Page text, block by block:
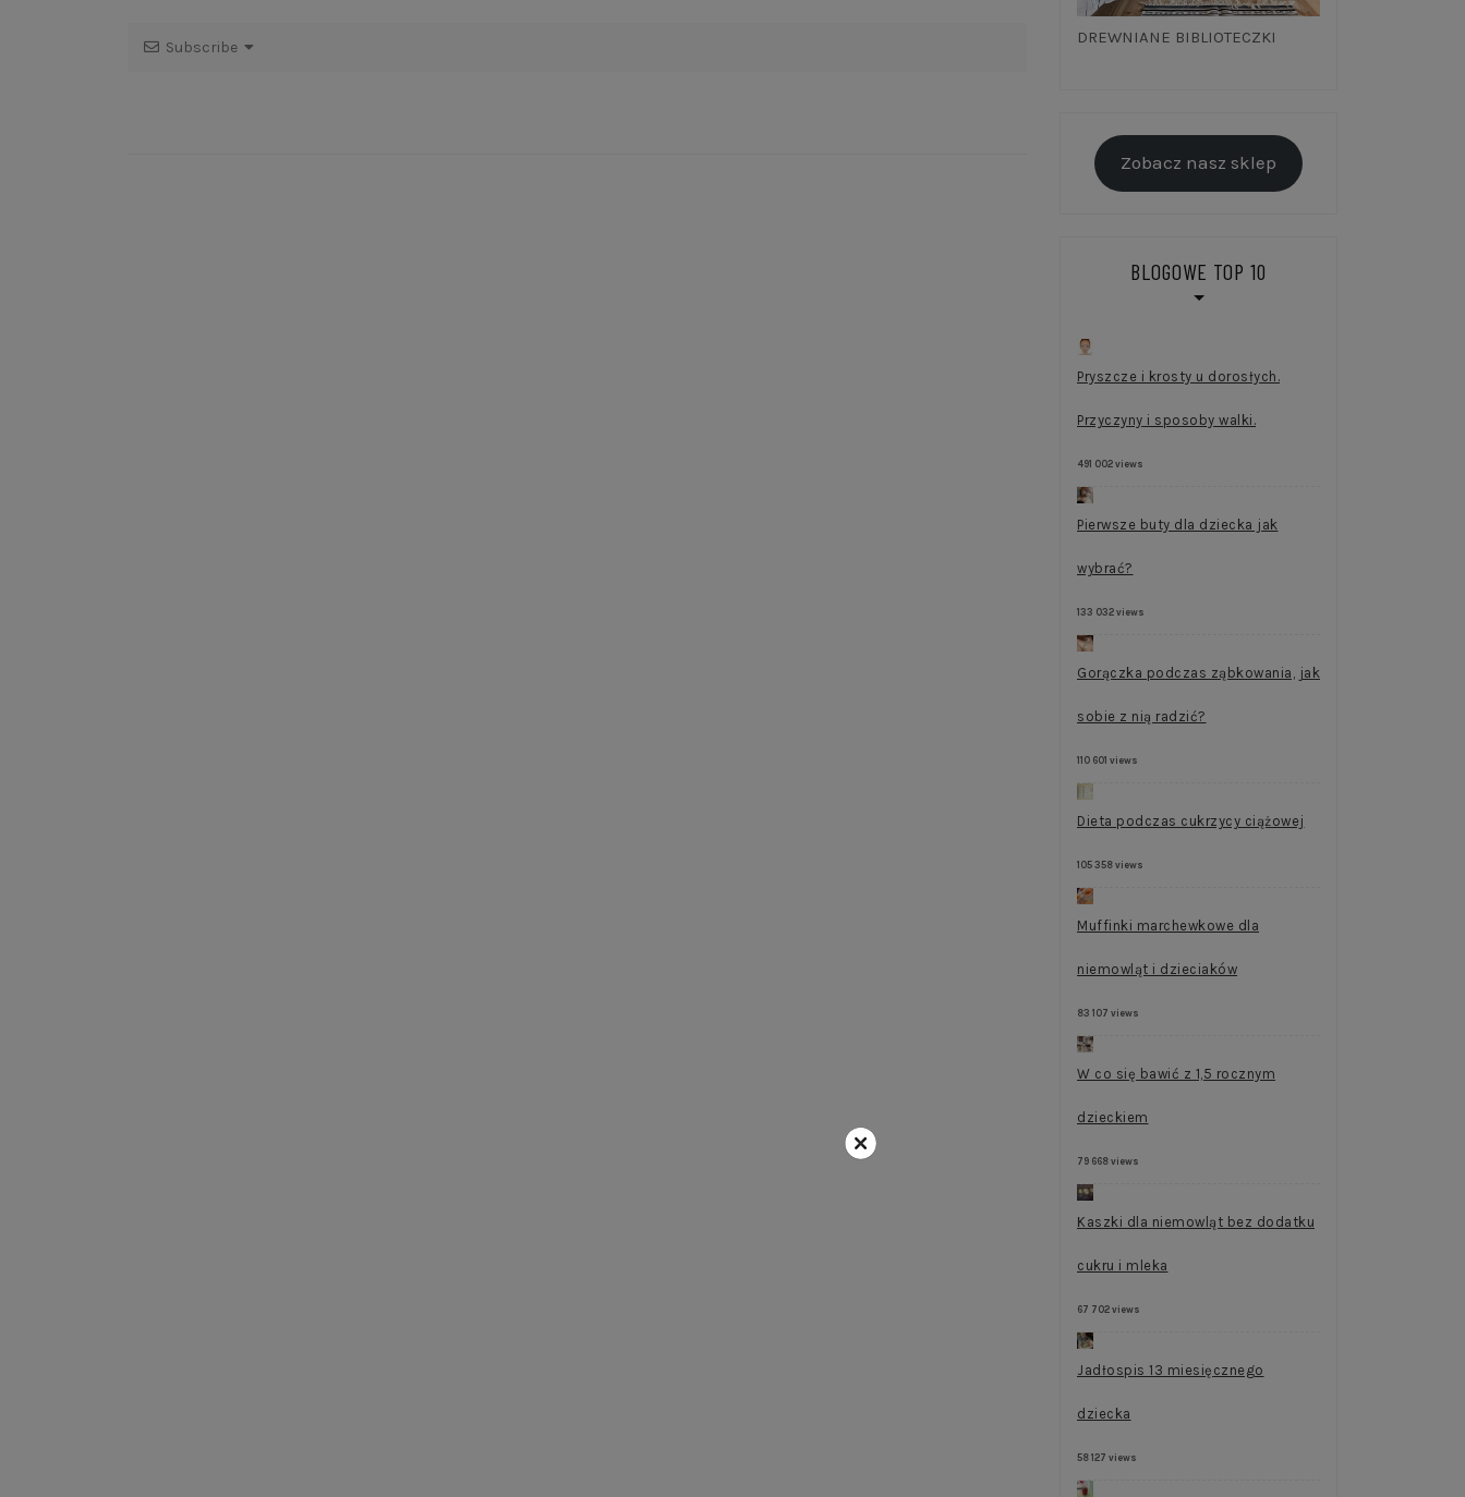
Subscribe
DREWNIANE BIBLIOTECZKI
Zobacz nasz sklep
BLOGOWE TOP 10
Pryszcze i krosty u dorosłych.
Przyczyny i sposoby walki.
491 002 views
Pierwsze buty dla dziecka jak
wybrać?
133 032 views
Gorączka podczas ząbkowania, jak
sobie z nią radzić?
110 601 views
Dieta podczas cukrzycy ciążowej
105 358 views
Muffinki marchewkowe dla
niemowląt i dzieciaków
83 107 views
W co się bawić z 1,5 rocznym
dzieckiem
79 668 views
Kaszki dla niemowląt bez dodatku
cukru i mleka
67 702 views
Jadłospis 13 miesięcznego
dziecka
58 127 views